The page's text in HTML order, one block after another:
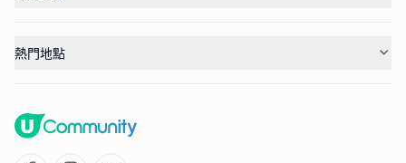
熱門地點